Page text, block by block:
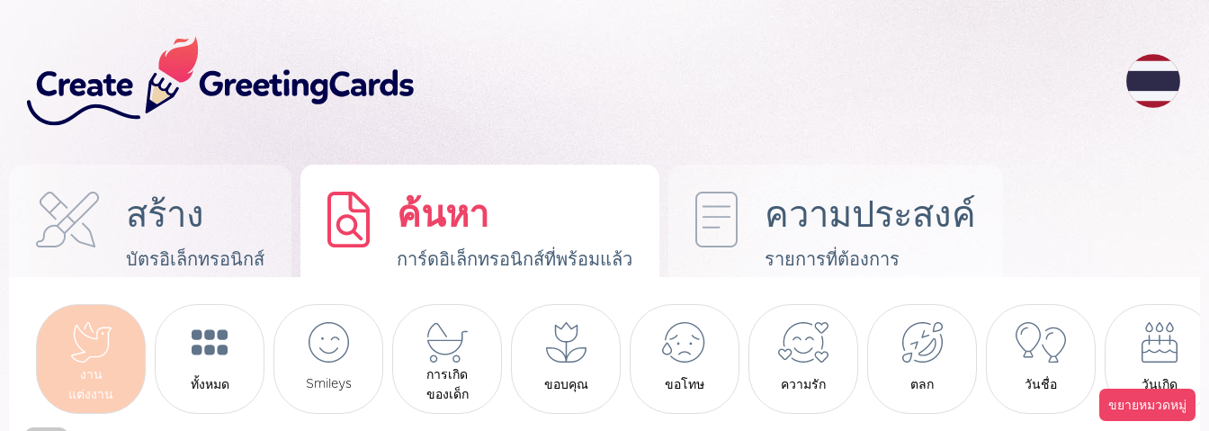
สร้าง
บัตรอิเล็กทรอนิกส์
ค้นหา
การ์ดอิเล็กทรอนิกส์ที่พร้อมแล้ว
ความประสงค์
รายการที่ต้องการ
งาน
แต่งงาน
ทั้งหมด Smileys
การเกิด
ของเด็ก
ขอบคุณ ขอโทษ ความรัก ตลก วันชื่อ
วันเกิด
ขยายหมวดหมู่